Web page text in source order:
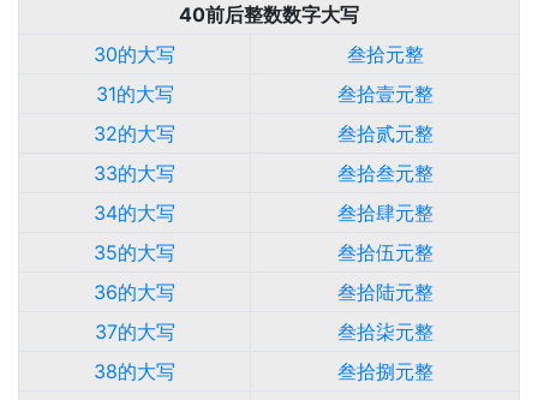
40前后整数数字大写
30的大写
叁拾元整
31的大写
叁拾壹元整
32的大写
叁拾贰元整
33的大写
叁拾叁元整
34的大写
叁拾肆元整
35的大写
叁拾伍元整
36的大写
叁拾陆元整
37的大写
叁拾柒元整
38的大写
叁拾捌元整